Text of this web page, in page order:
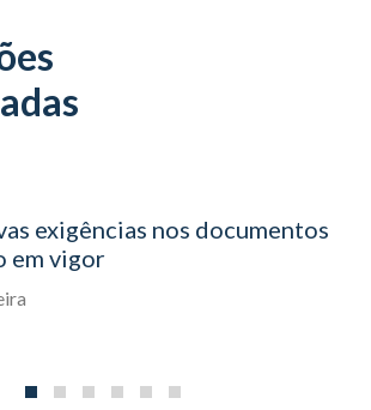
exigências nos documentos
em vigor